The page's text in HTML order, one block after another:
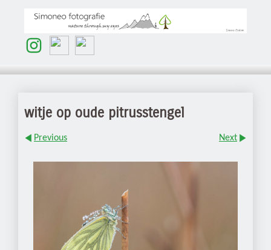
witje op oude pitrusstengel
Previous Next